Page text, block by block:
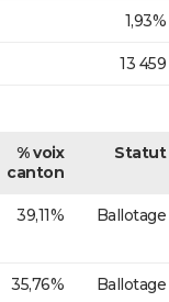
1,93%
13 459
% voix
canton
Statut
39,11% Ballotage
35,76% Ballotage